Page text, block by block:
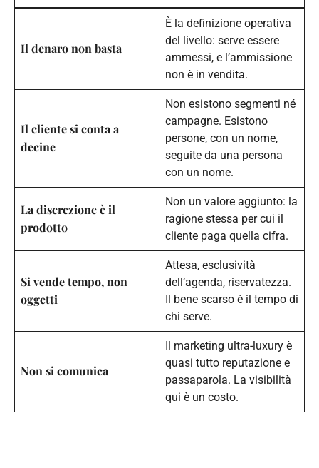
Il denaro non basta
È la definizione operativa
del livello: serve essere
ammessi, e l’ammissione
non è in vendita.
Il cliente si conta a
decine
Non esistono segmenti né
campagne. Esistono
persone, con un nome,
seguite da una persona
con un nome.
La discrezione è il
prodotto
Non un valore aggiunto: la
ragione stessa per cui il
cliente paga quella cifra.
Si vende tempo, non
oggetti
Attesa, esclusività
dell’agenda, riservatezza.
Il bene scarso è il tempo di
chi serve.
Non si comunica
Il marketing ultra-luxury è
quasi tutto reputazione e
passaparola. La visibilità
qui è un costo.